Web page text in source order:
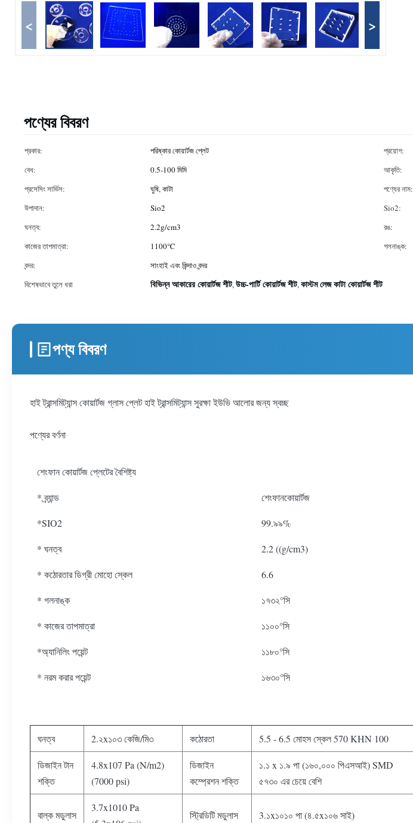
< >
পণ্যের বিবরণ
প্রকার: পরিষ্কার কোয়ার্টজ প্লেট প্রয়োগ:
বেধ:
0.5-100 মিমি আকৃতি:
প্রসেসিং সার্ভিস:
ঘুষি, কাটা পণ্যের নাম:
উপাদান:
Sio2 Sio2:
ঘনত্ব:
2.2g/cm3 রঙ:
কাজের তাপমাত্রা:
1100℃ গলনাঙ্ক:
বন্দর:
সাংহাই এবং কিন্দাও বন্দর
বিশেষভাবে তুলে ধরা
বিভিন্ন আকারের কোয়ার্টজ শীট,উচ্চ-পার্টি কোয়ার্টজ শীট,কাস্টম লেজ কাটা কোয়ার্টজ শীট
পণ্য বিবরণ
হাই ট্রান্সমিট্যান্স কোয়ার্টজ গ্লাস প্লেট হাই ট্রান্সমিট্যান্স সুরক্ষা ইউভি আলোর জন্য স্বচ্ছ
পণ্যের বর্ণনা
শেংফান কোয়ার্টজ প্লেটের বৈশিষ্ট্য
* ব্র্যান্ড শেংফানকোয়ার্টজ
*SIO2 99.৯৯%
* ঘনত্ব 2.2 ((g/cm3)
* কঠোরতার ডিগ্রী মোহো স্কেল 6.6
* গলনাঙ্ক ১৭৩২°সি
* কাজের তাপমাত্রা ১১০০°সি
*অ্যানিলিং পয়েন্ট ১১৮০°সি
* নরম করার পয়েন্ট ১৬৩০°সি
ঘনত্ব 2.২x১০৩ কেজি/মি৩ কঠোরতা 5.5 - 6.5 মোহস স্কেল 570 KHN 100
ডিজাইন টান
শক্তি
4.8x107 Pa (N/m2)
(7000 psi)
ডিজাইন
কম্প্রেশন শক্তি
১.১ x ১.৯ পা (১৬০,০০০ পিএসআই) SMD
৫৭৩০ এর চেয়ে বেশি
বাল্ক মডুলাস
3.7x1010 Pa
স্ট্রিডিটি মডুলাস 3.১x১০১০ পা (৪.৫x১০৬ সাই)